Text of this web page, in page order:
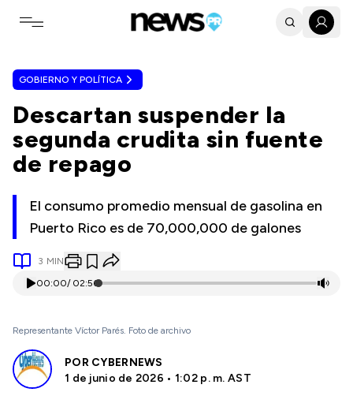
Toggle navigation menu
GOBIERNO Y POLÍTICA
Descartan suspender la
segunda crudita sin fuente
de repago
El consumo promedio mensual de gasolina en
Puerto Rico es de 70,000,000 de galones
3 MIN
00:00/ 02:56
Representante Víctor Parés. Foto de archivo
POR CYBERNEWS
1 de junio de 2026 • 1:02 p. m. AST